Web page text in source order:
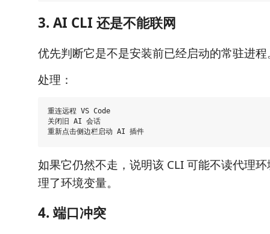
3. AI CLI 还是不能联网
优先判断它是不是安装前已经启动的常驻进程
处理：
重连远程 VS Code
关闭旧 AI 会话
如果它仍然不走，说明该 CLI 可能不读代理
理了环境变量。
4. 端口冲突